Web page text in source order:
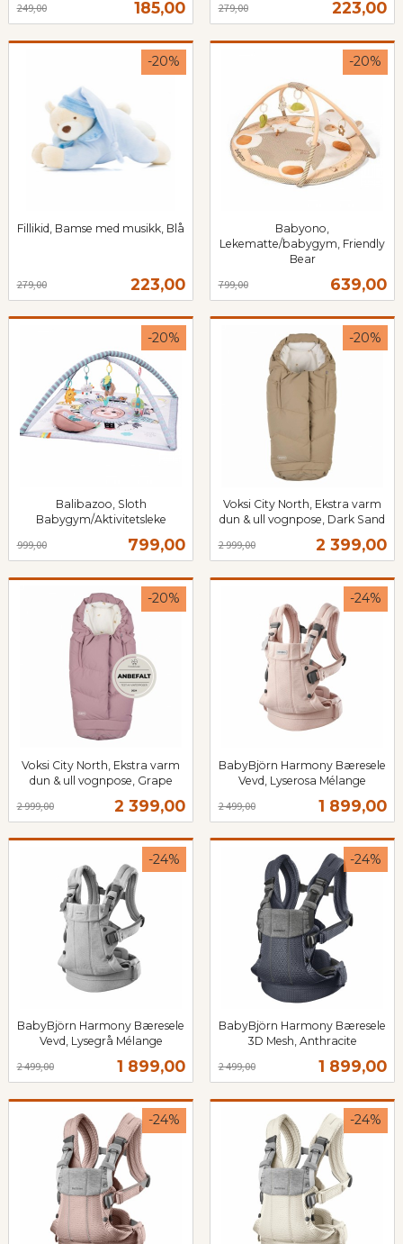
Tilbud
185,00
249,00 Tilbud
223,00
279,00
mva.
Fillikid, Bamse med musikk, Blå
Tilbud
223,00
279,00
-20%
Babyono,
Lekematte/babygym, Friendly
Bear
Tilbud
639,00
799,00
-20%
mva.
Balibazoo, Sloth
Babygym/Aktivitetsleke
Tilbud
799,00
999,00
-20%
mva.
Voksi City North, Ekstra varm
dun & ull vognpose, Dark Sand
Tilbud
2 399,00
2 999,00
-20%
mva.
Voksi City North, Ekstra varm
dun & ull vognpose, Grape
Tilbud
2 399,00
2 999,00
-20%
mva.
BabyBjörn Harmony Bæresele
Vevd, Lyserosa Mélange
Tilbud
1 899,00
2 499,00
-24%
mva.
BabyBjörn Harmony Bæresele
Vevd, Lysegrå Mélange
Tilbud
1 899,00
2 499,00
-24%
mva.
BabyBjörn Harmony Bæresele
3D Mesh, Anthracite
Tilbud
1 899,00
2 499,00
-24%
mva.
-24% -24%